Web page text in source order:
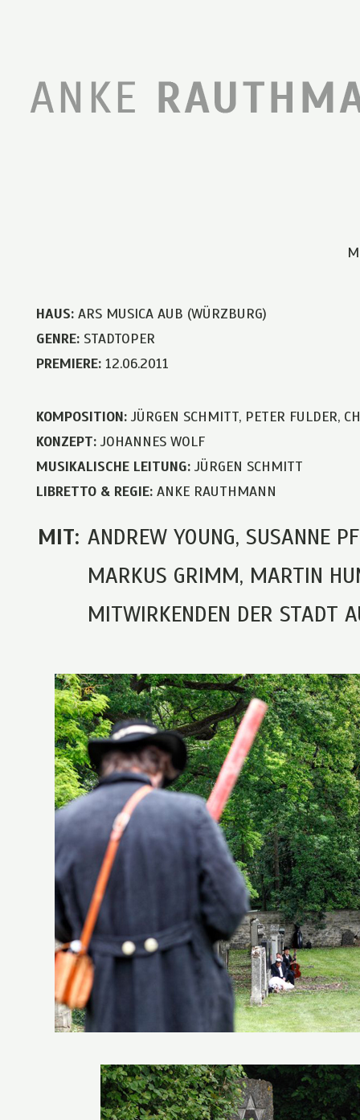
HAUS: ARS MUSICA AUB (WÜRZBURG)
GENRE: STADTOPER
PREMIERE: 12.06.2011
KOMPOSITION: JÜRGEN SCHMITT, PETER FULDER,
KONZEPT: JOHANNES WOLF
MUSIKALISCHE LEITUNG: JÜRGEN SCHMITT
LIBRETTO & REGIE: ANKE RAUTHMANN
MIT: ANDREW YOUNG, SUSANNE
MARKUS GRIMM, MARTIN
MITWIRKENDEN DER STADT